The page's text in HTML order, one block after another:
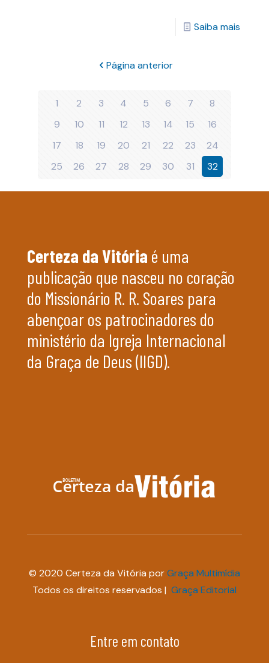
Saiba mais
Página anterior
1 2 3 4 5 6 7
8
9
10 11 12 13 14 15
16
17
18 19 20 21 22 23
24
25
26 27 28 29 30 31 32
Certeza da Vitória é uma
publicação que nasceu no coração
do Missionário R. R. Soares para
abençoar os patrocinadores do
ministério da Igreja Internacional
da Graça de Deus (IIGD).
© 2020 Certeza da Vitória porGraça Multimídia
Todos os direitos reservados | Graça Editorial
Entre em contato